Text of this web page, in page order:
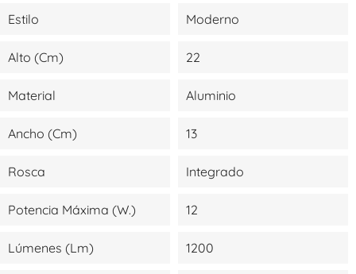
Estilo Moderno
Alto (cm) 22
Material Aluminio
Ancho (cm) 13
Rosca Integrado
Potencia Máxima (W.) 12
Lúmenes (lm) 1200